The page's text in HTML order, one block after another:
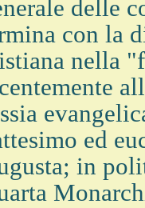
delle
con la
nella
ed
in